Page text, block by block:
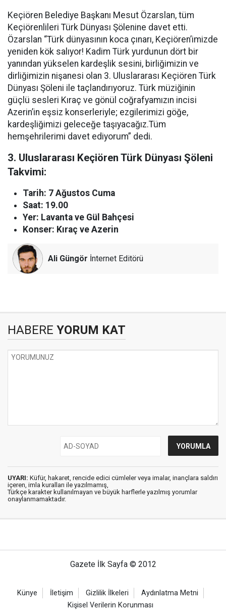
Keçiören Belediye Başkanı Mesut Özarslan, tüm
Keçiörenlileri Türk Dünyası Şölenine davet etti.
Özarslan “Türk dünyasının koca çınarı, Keçiören’imizde
yeniden kök salıyor! Kadim Türk yurdunun dört bir
yanından yükselen kardeşlik sesini, birliğimizin ve
dirliğimizin nişanesi olan 3. Uluslararası Keçiören Türk
Dünyası Şöleni ile taçlandırıyoruz. Türk müziğinin
güçlü sesleri Kıraç ve gönül coğrafyamızın incisi
Azerin’in eşsiz konserleriyle; ezgilerimizi göğe,
kardeşliğimizi geleceğe taşıyacağız.Tüm
hemşehrilerimi davet ediyorum” dedi.
3. Uluslararası Keçiören Türk Dünyası Şöleni
Takvimi:
Tarih: 7 Ağustos Cuma
Saat: 19.00
Yer: Lavanta ve Gül Bahçesi
Konser: Kıraç ve Azerin
Ali Güngör İnternet Editörü
HABERE YORUM KAT
UYARI: Küfür, hakaret, rencide edici cümleler veya imalar, inançlara saldırı
içeren, imla kuralları ile yazılmamış,
Türkçe karakter kullanılmayan ve büyük harflerle yazılmış yorumlar
onaylanmamaktadır.
Gazete İlk Sayfa © 2012
Künye İletişim Gizlilik İlkeleri
Aydınlatma Metni
Kişisel Verilerin Korunması